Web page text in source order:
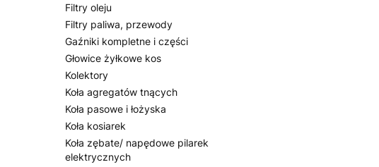
Filtry oleju
Filtry paliwa, przewody
Gaźniki kompletne i części
Głowice żyłkowe kos
Kolektory
Koła agregatów tnących
Koła pasowe i łożyska
Koła kosiarek
Koła zębate/ napędowe pilarek
elektrycznych